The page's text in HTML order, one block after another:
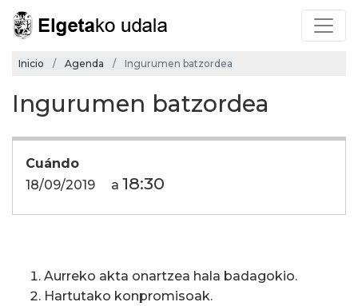
Inicio Agenda Ingurumen batzordea
Ingurumen batzordea
Cuándo
18/09/2019
a 18:30
Aurreko akta onartzea hala badagokio.
Hartutako konpromisoak.